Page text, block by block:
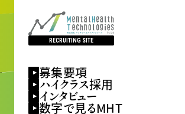
RECRUITING SITE
募集要項
ハイクラス採用
インタビュー
数字で見るMHT